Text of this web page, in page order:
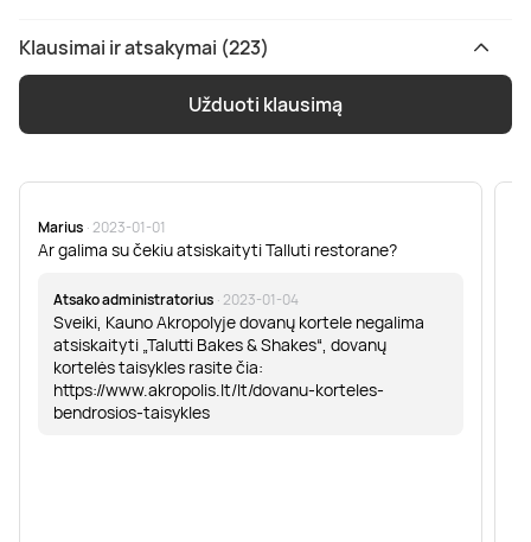
Klausimai ir atsakymai (223)
Užduoti klausimą
Marius · 2023-01-01
Ar galima su čekiu atsiskaityti Talluti restorane?
Atsako administratorius · 2023-01-04
Sveiki, Kauno Akropolyje dovanų kortele negalima
atsiskaityti „Talutti Bakes & Shakes“, dovanų
kortelės taisykles rasite čia:
https://www.akropolis.lt/lt/dovanu-korteles-
bendrosios-taisykles